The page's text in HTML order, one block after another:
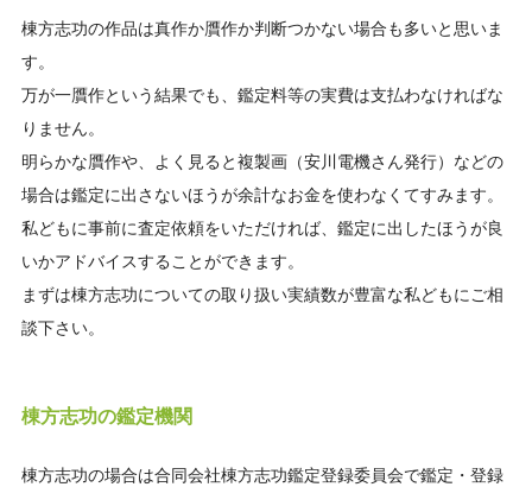
棟方志功の作品は真作か贋作か判断つかない場合も多いと思いま
す。
万が一贋作という結果でも、鑑定料等の実費は支払わなければな
りません。
明らかな贋作や、よく見ると複製画（安川電機さん発行）などの
場合は鑑定に出さないほうが余計なお金を使わなくてすみます。
私どもに事前に査定依頼をいただければ、鑑定に出したほうが良
いかアドバイスすることができます。
まずは棟方志功についての取り扱い実績数が豊富な私どもにご相
談下さい。
棟方志功の鑑定機関
棟方志功の場合は合同会社棟方志功鑑定登録委員会で鑑定・登録